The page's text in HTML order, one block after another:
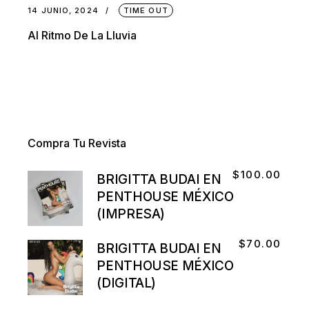
14 JUNIO, 2024 TIME OUT
Al Ritmo De La Lluvia
Compra Tu Revista
BRIGITTA BUDAI EN
PENTHOUSE MÉXICO
(IMPRESA)
$100.00
BRIGITTA BUDAI EN
PENTHOUSE MÉXICO
(DIGITAL)
$70.00